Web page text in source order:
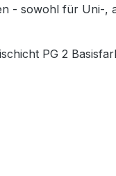
- sowohl für Uni-,